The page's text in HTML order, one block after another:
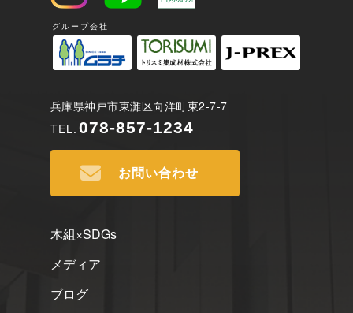
グループ会社
兵庫県神戸市東灘区向洋町東2-7-7
TEL. 078-857-1234
お問い合わせ
木組×SDGs
メディア
ブログ